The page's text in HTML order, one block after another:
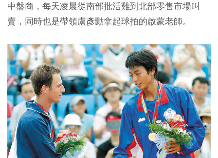
中盤商，每天凌晨從南部批活雞到北部零售市場叫
賣，同時也是帶領盧彥勳拿起球拍的啟蒙老師。